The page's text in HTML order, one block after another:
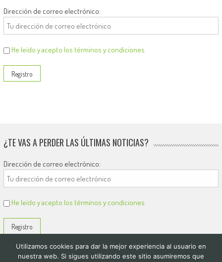
Dirección de correo electrónico:
He leído y acepto los términos y condiciones
¿TE VAS A PERDER LAS ÚLTIMAS NOTICIAS?
Dirección de correo electrónico:
He leído y acepto los términos y condiciones
Utilizamos cookies para dar la mejor experiencia al usuario en
nuestra web. Si sigues utilizando este sitio asumiremos que